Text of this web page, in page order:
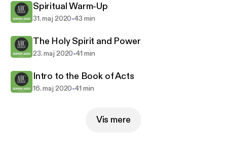
Spiritual Warm-Up
31. maj 2020-43 min
The Holy Spirit and Power
23. maj 2020-41 min
Intro to the Book of Acts
16. maj 2020-41 min
Vis mere